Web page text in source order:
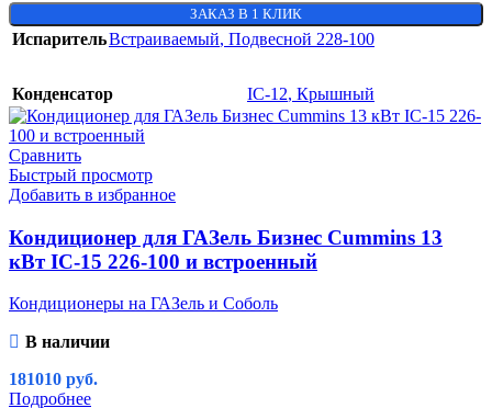
ЗАКАЗ В 1 КЛИК
ИспарительВстраиваемый, Подвесной 228-100
Конденсатор IC-12, Крышный
Сравнить
Быстрый просмотр
Добавить в избранное
Кондиционер для ГАЗель Бизнес Cummins 13
кВт IC-15 226-100 и встроенный
Кондиционеры на ГАЗель и Соболь
В наличии
181010 руб.
Подробнее